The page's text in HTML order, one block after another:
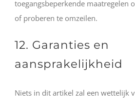
toegangsbeperkende maatregelen
of proberen te omzeilen.
12. Garanties en
aansprakelijkheid
Niets in dit artikel zal een wettelijk